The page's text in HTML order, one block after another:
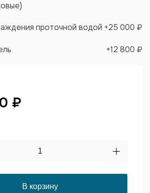
проточной водой +25 000 ₽
+12 800 ₽
₽